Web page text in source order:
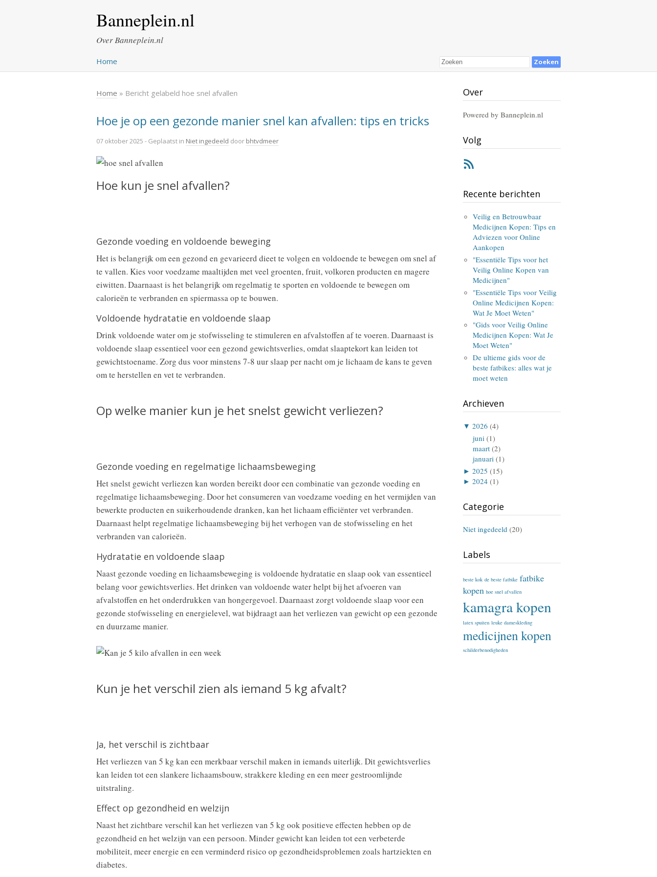
Banneplein.nl
Over Banneplein.nl
Home
Home » Bericht gelabeld hoe snel afvallen
Hoe je op een gezonde manier snel kan afvallen: tips en tricks
07 oktober 2025 - Geplaatst in Niet ingedeeld door bhtvdmeer
Hoe kun je snel afvallen?
Gezonde voeding en voldoende beweging
Het is belangrijk om een gezond en gevarieerd dieet te volgen en voldoende te bewegen om snel af
te vallen. Kies voor voedzame maaltijden met veel groenten, fruit, volkoren producten en magere
eiwitten. Daarnaast is het belangrijk om regelmatig te sporten en voldoende te bewegen om
calorieën te verbranden en spiermassa op te bouwen.
Voldoende hydratatie en voldoende slaap
Drink voldoende water om je stofwisseling te stimuleren en afvalstoffen af te voeren. Daarnaast is
voldoende slaap essentieel voor een gezond gewichtsverlies, omdat slaaptekort kan leiden tot
gewichtstoename. Zorg dus voor minstens 7-8 uur slaap per nacht om je lichaam de kans te geven
om te herstellen en vet te verbranden.
Op welke manier kun je het snelst gewicht verliezen?
Gezonde voeding en regelmatige lichaamsbeweging
Het snelst gewicht verliezen kan worden bereikt door een combinatie van gezonde voeding en
regelmatige lichaamsbeweging. Door het consumeren van voedzame voeding en het vermijden van
bewerkte producten en suikerhoudende dranken, kan het lichaam efficiënter vet verbranden.
Daarnaast helpt regelmatige lichaamsbeweging bij het verhogen van de stofwisseling en het
verbranden van calorieën.
Hydratatie en voldoende slaap
Naast gezonde voeding en lichaamsbeweging is voldoende hydratatie en slaap ook van essentieel
belang voor gewichtsverlies. Het drinken van voldoende water helpt bij het afvoeren van
afvalstoffen en het onderdrukken van hongergevoel. Daarnaast zorgt voldoende slaap voor een
gezonde stofwisseling en energielevel, wat bijdraagt aan het verliezen van gewicht op een gezonde
en duurzame manier.
Kun je het verschil zien als iemand 5 kg afvalt?
Ja, het verschil is zichtbaar
Het verliezen van 5 kg kan een merkbaar verschil maken in iemands uiterlijk. Dit gewichtsverlies
kan leiden tot een slankere lichaamsbouw, strakkere kleding en een meer gestroomlijnde
uitstraling.
Effect op gezondheid en welzijn
Naast het zichtbare verschil kan het verliezen van 5 kg ook positieve effecten hebben op de
gezondheid en het welzijn van een persoon. Minder gewicht kan leiden tot een verbeterde
mobiliteit, meer energie en een verminderd risico op gezondheidsproblemen zoals hartziekten en
diabetes.
Over
Powered by Banneplein.nl
Volg
Recente berichten
Veilig en Betrouwbaar
Medicijnen Kopen: Tips en
Adviezen voor Online
Aankopen
"Essentiële Tips voor het
Veilig Online Kopen van
Medicijnen"
"Essentiële Tips voor Veilig
Online Medicijnen Kopen:
Wat Je Moet Weten"
"Gids voor Veilig Online
Medicijnen Kopen: Wat Je
Moet Weten"
De ultieme gids voor de
beste fatbikes: alles wat je
moet weten
Archieven
▼ 2026 (4)
juni (1)
maart (2)
januari (1)
► 2025 (15)
► 2024 (1)
Categorie
Niet ingedeeld (20)
Labels
beste kok de beste fatbike fatbike
kopen hoe snel afvallen
kamagra kopen
latex spuiten leuke dameskleding
medicijnen kopen
schilderbenodigheden